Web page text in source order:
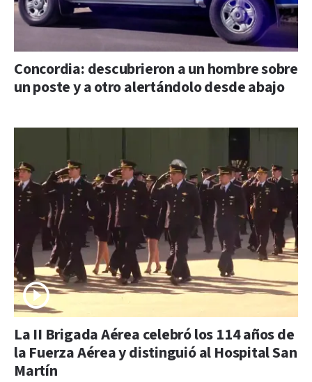
Concordia: descubrieron a un hombre sobre
un poste y a otro alertándolo desde abajo
La II Brigada Aérea celebró los 114 años de
la Fuerza Aérea y distinguió al Hospital San
Martín